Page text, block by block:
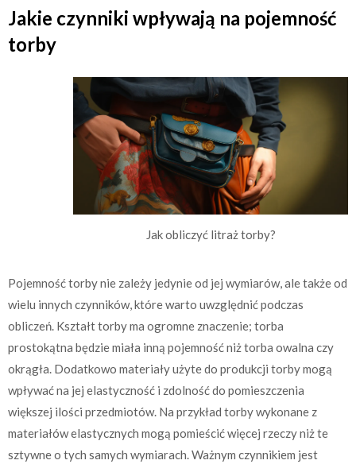
Jakie czynniki wpływają na pojemność
torby
Jak obliczyć litraż torby?
Pojemność torby nie zależy jedynie od jej wymiarów, ale także od
wielu innych czynników, które warto uwzględnić podczas
obliczeń. Kształt torby ma ogromne znaczenie; torba
prostokątna będzie miała inną pojemność niż torba owalna czy
okrągła. Dodatkowo materiały użyte do produkcji torby mogą
wpływać na jej elastyczność i zdolność do pomieszczenia
większej ilości przedmiotów. Na przykład torby wykonane z
materiałów elastycznych mogą pomieścić więcej rzeczy niż te
sztywne o tych samych wymiarach. Ważnym czynnikiem jest